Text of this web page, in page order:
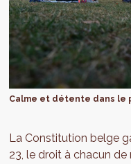
Calme et détente dans le
La Constitution belge
23, le droit à chacun